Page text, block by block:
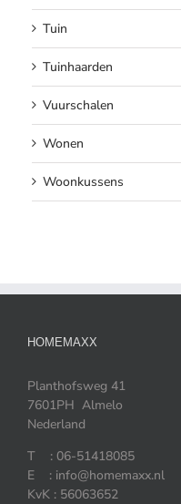
Tuin
Tuinhaarden
Vuurschalen
Wonen
Woonkussens
HOMEMAXX
Planthofsweg 41
7601PH Almelo
Nederland
T : 06-51418085
E : info@homemaxx.nl
KvK : 56063652